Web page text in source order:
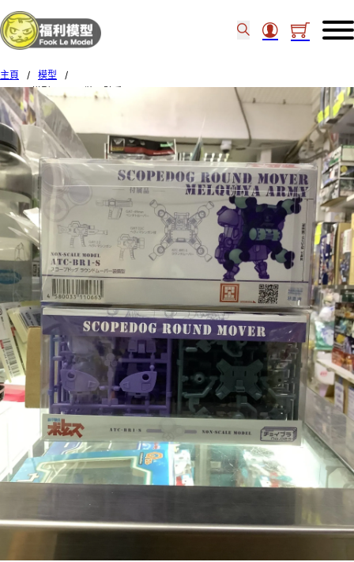
主頁 / 模型
/
Cavico模型no.023 裝甲騎兵Scopedog Round Mover Melquiya Army 110663